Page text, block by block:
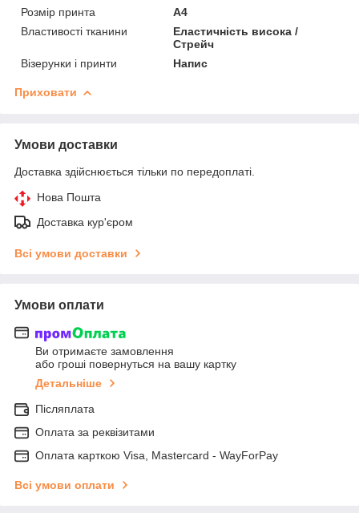
Розмір принта
А4
Властивості тканини
Еластичність висока /
Стрейч
Візерунки і принти
Напис
Приховати
Умови доставки
Доставка здійснюється тільки по передоплаті.
Нова Пошта
Доставка кур'єром
Всі умови доставки
Умови оплати
Ви отримаєте замовлення
або гроші повернуться на вашу картку
Детальніше
Післяплата
Оплата за реквізитами
Оплата карткою Visa, Mastercard - WayForPay
Всі умови оплати